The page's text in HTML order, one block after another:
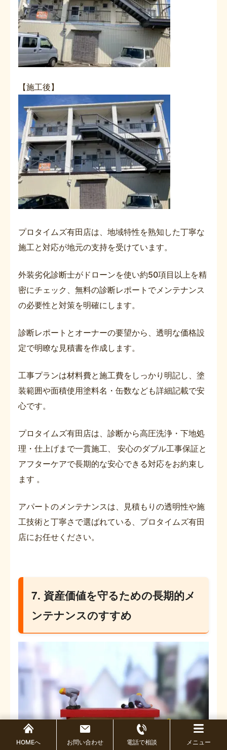
【施工後】
プロタイムズ有田店は、地域特性を熟知した丁寧な
施工と対応が地元の支持を受けています。
外装劣化診断士がドローンを使い約50項目以上を精
密にチェック、無料の診断レポートでメンテナンス
の必要性と対策を明確にします。
診断レポートとオーナーの要望から、透明な価格設
定で明瞭な見積書を作成します。
工事プランは材料費と施工費をしっかり明記し、塗
装範囲や面積使用塗料名・缶数なども詳細記載で安
心です。
プロタイムズ有田店は、診断から高圧洗浄・下地処
理・仕上げまで一貫施工、 安心のダブル工事保証と
アフターケアで長期的な安心できる対応をお約束し
ます 。
アパートのメンテナンスは、見積もりの透明性や施
工技術と丁寧さで選ばれている、プロタイムズ有田
店にお任せください。
7. 資産価値を守るための長期的メ
ンテナンスのすすめ
HOMEへ お問い合わせ 電話で相談 メニュー